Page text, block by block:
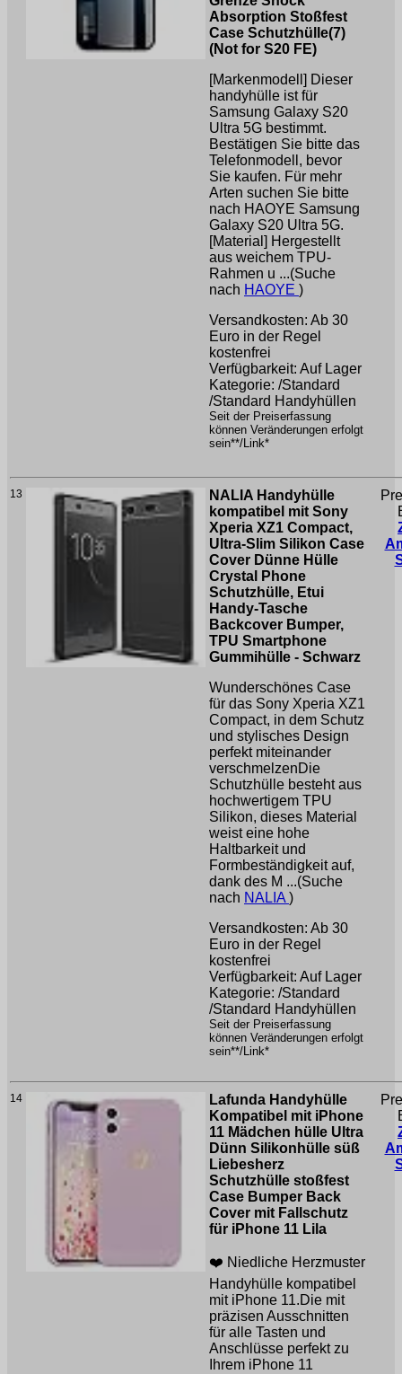
Absorption Stoßfest
Case Schutzhülle(7)
(Not for S20 FE)
[Markenmodell] Dieser
handyhülle ist für
Samsung Galaxy S20
Ultra 5G bestimmt.
Bestätigen Sie bitte das
Telefonmodell, bevor
Sie kaufen. Für mehr
Arten suchen Sie bitte
nach HAOYE Samsung
Galaxy S20 Ultra 5G.
[Material] Hergestellt
aus weichem TPU-
Rahmen u ...(Suche
nach HAOYE )
Versandkosten: Ab 30
Euro in der Regel
kostenfrei
Verfügbarkeit: Auf Lager
Kategorie: /Standard
/Standard Handyhüllen
Seit der Preiserfassung
können Veränderungen erfolgt
sein**/Link*
13
NALIA Handyhülle
kompatibel mit Sony
Xperia XZ1 Compact,
Ultra-Slim Silikon Case
Cover Dünne Hülle
Crystal Phone
Schutzhülle, Etui
Handy-Tasche
Backcover Bumper,
TPU Smartphone
Gummihülle - Schwarz
Wunderschönes Case
für das Sony Xperia XZ1
Compact, in dem Schutz
und stylisches Design
perfekt miteinander
verschmelzenDie
Schutzhülle besteht aus
hochwertigem TPU
Silikon, dieses Material
weist eine hohe
Haltbarkeit und
Formbeständigkeit auf,
dank des M ...(Suche
nach NALIA )
Versandkosten: Ab 30
Euro in der Regel
kostenfrei
Verfügbarkeit: Auf Lager
Kategorie: /Standard
/Standard Handyhüllen
Seit der Preiserfassung
können Veränderungen erfolgt
sein**/Link*
14
Lafunda Handyhülle
Kompatibel mit iPhone
11 Mädchen hülle Ultra
Dünn Silikonhülle süß
Liebesherz
Schutzhülle stoßfest
Case Bumper Back
Cover mit Fallschutz
für iPhone 11 Lila
❤️ Niedliche Herzmuster
Handyhülle kompatibel
mit iPhone 11.Die mit
präzisen Ausschnitten
für alle Tasten und
Anschlüsse perfekt zu
Ihrem iPhone 11